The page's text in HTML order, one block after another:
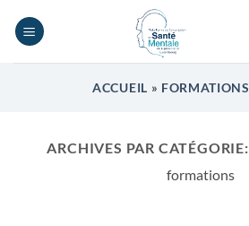
ACCUEIL » FORMATIONS
ARCHIVES PAR CATÉGORIE:
formations